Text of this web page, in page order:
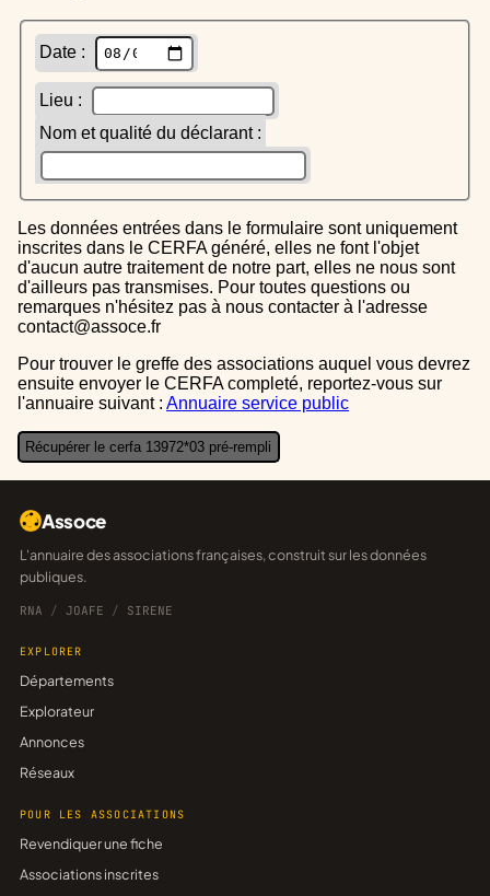
Date :
Lieu :
Nom et qualité du déclarant :
Les données entrées dans le formulaire sont uniquement
inscrites dans le CERFA généré, elles ne font l'objet
d'aucun autre traitement de notre part, elles ne nous sont
d'ailleurs pas transmises. Pour toutes questions ou
remarques n'hésitez pas à nous contacter à l'adresse
contact@assoce.fr
Pour trouver le greffe des associations auquel vous devrez
ensuite envoyer le CERFA completé, reportez-vous sur
l'annuaire suivant : Annuaire service public
Récupérer le cerfa 13972*03 pré-rempli
Assoce
L'annuaire des associations françaises, construit sur les données
publiques.
RNA / JOAFE / SIRENE
EXPLORER
Départements
Explorateur
Annonces
Réseaux
POUR LES ASSOCIATIONS
Revendiquer une fiche
Associations inscrites